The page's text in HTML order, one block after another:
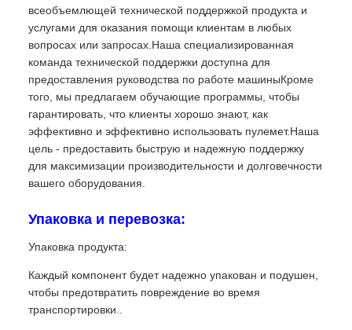
всеобъемлющей технической поддержкой продукта и
услугами для оказания помощи клиентам в любых
вопросах или запросах.Наша специализированная
команда технической поддержки доступна для
предоставления руководства по работе машиныКроме
того, мы предлагаем обучающие программы, чтобы
гарантировать, что клиенты хорошо знают, как
эффективно и эффективно использовать пулемет.Наша
цель - предоставить быструю и надежную поддержку
для максимизации производительности и долговечности
вашего оборудования.
Упаковка и перевозка:
Упаковка продукта:
Каждый компонент будет надежно упакован и подушен,
чтобы предотвратить повреждение во время
транспортировки..